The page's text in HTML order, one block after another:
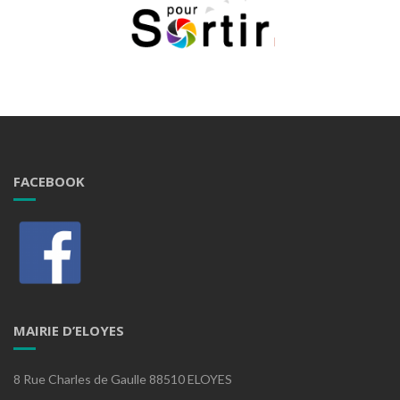
FACEBOOK
MAIRIE D’ELOYES
8 Rue Charles de Gaulle 88510 ELOYES